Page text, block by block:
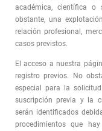
académica, científica
obstante, una
relación profesional,
casos previstos.
El acceso a nuestra
registro previos. No
especial para la
suscripción previa y la
serán identificados
procedimientos que